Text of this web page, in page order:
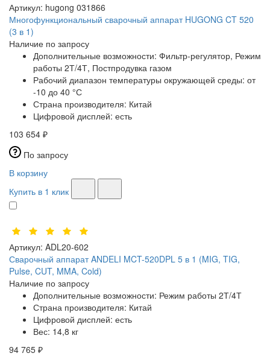
Артикул: hugong 031866
Многофункциональный сварочный аппарат HUGONG CT 520
(3 в 1)
Наличие по запросу
Дополнительные возможности: Фильтр-регулятор, Режим
работы 2Т/4Т, Постпродувка газом
Рабочий диапазон температуры окружающей среды: от
-10 до 40 °С
Страна производителя: Китай
Цифровой дисплей: есть
103 654 ₽
По запросу
В корзину
Купить в 1 клик
Артикул: ADL20-602
Сварочный аппарат ANDELI MCT-520DPL 5 в 1 (MIG, TIG,
Pulse, CUT, MMA, Cold)
Наличие по запросу
Дополнительные возможности: Режим работы 2Т/4Т
Страна производителя: Китай
Цифровой дисплей: есть
Вес: 14,8 кг
94 765 ₽